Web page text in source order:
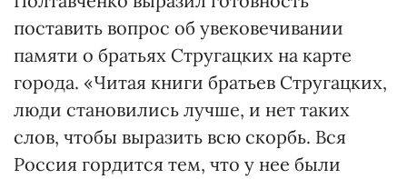
поставить вопрос об увековечивании
памяти о братьях Стругацких на карте
города. «Читая книги братьев Стругацких,
люди становились лучше, и нет таких
слов, чтобы выразить всю скорбь. Вся
Россия гордится тем, что у нее были